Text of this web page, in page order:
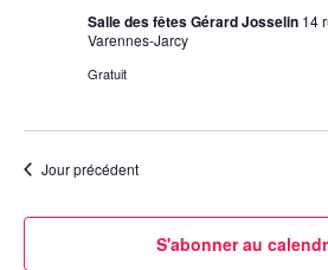
Salle des fêtes Gérard Josselin 14
Varennes-Jarcy
Gratuit
Jour précédent
S'abonner au